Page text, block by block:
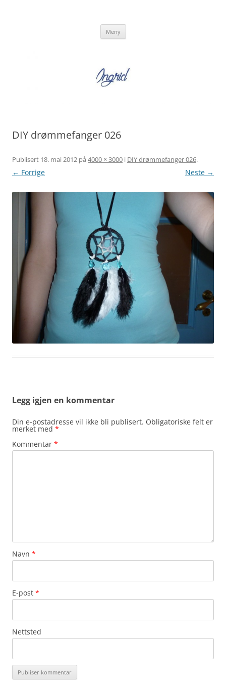
Meny
DIY drømmefanger 026
Publisert 18. mai 2012 på 4000 × 3000 i DIY drømmefanger 026.
← Forrige Neste →
Legg igjen en kommentar
Din e-postadresse vil ikke bli publisert. Obligatoriske felt er
merket med *
Kommentar *
Navn *
E-post *
Nettsted